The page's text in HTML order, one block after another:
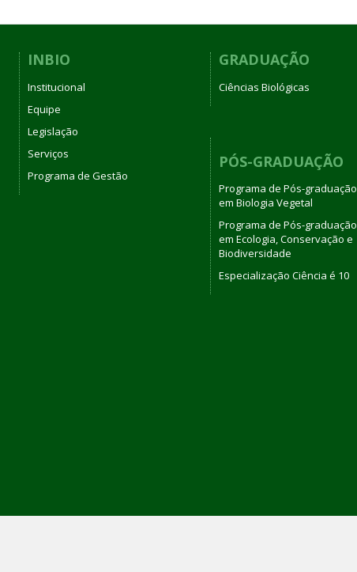
INBIO
Institucional
Equipe
Legislação
Serviços
Programa de Gestão
GRADUAÇÃO
Ciências Biológicas
PÓS-GRADUAÇÃO
Programa de Pós-graduação
em Biologia Vegetal
Programa de Pós-graduação
em Ecologia, Conservação e
Biodiversidade
Especialização Ciência é 10